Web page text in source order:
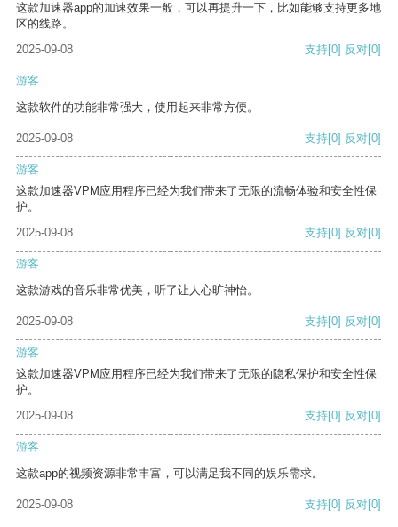
这款加速器app的加速效果一般，可以再提升一下，比如能够支持更多地
区的线路。
2025-09-08
支持[0] 反对[0]
游客
这款软件的功能非常强大，使用起来非常方便。
2025-09-08 支持[0] 反对[0]
游客
这款加速器VPM应用程序已经为我们带来了无限的流畅体验和安全性保
护。
2025-09-08
支持[0] 反对[0]
游客
这款游戏的音乐非常优美，听了让人心旷神怡。
2025-09-08 支持[0] 反对[0]
游客
这款加速器VPM应用程序已经为我们带来了无限的隐私保护和安全性保
护。
2025-09-08
支持[0] 反对[0]
游客
这款app的视频资源非常丰富，可以满足我不同的娱乐需求。
2025-09-08 支持[0] 反对[0]